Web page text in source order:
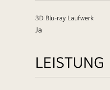
3D Blu-ray Laufwerk
Ja
LEISTUNG